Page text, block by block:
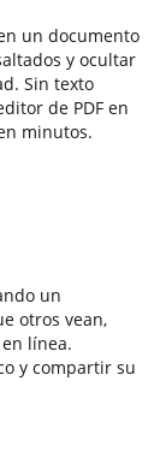
un documento
y ocultar
Sin texto
de PDF en
minutos.
un
otros vean,
línea.
y compartir su